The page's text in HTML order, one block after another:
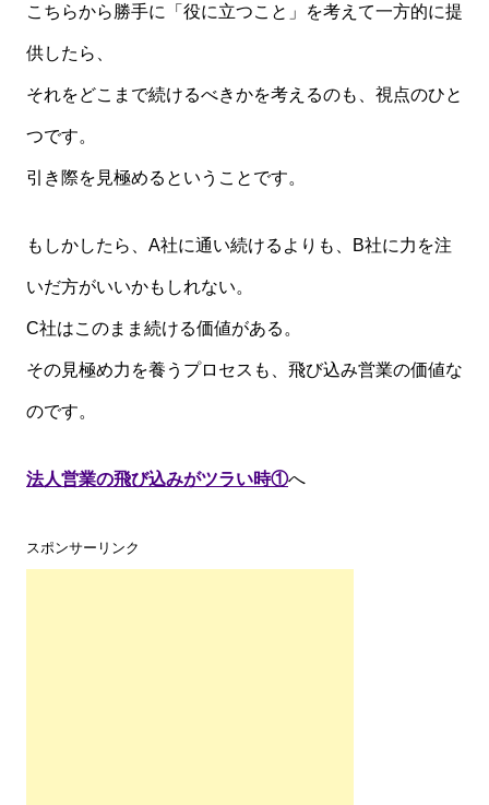
こちらから勝手に「役に立つこと」を考えて一方的に提
供したら、
それをどこまで続けるべきかを考えるのも、視点のひと
つです。
引き際を見極めるということです。
もしかしたら、A社に通い続けるよりも、B社に力を注
いだ方がいいかもしれない。
C社はこのまま続ける価値がある。
その見極め力を養うプロセスも、飛び込み営業の価値な
のです。
法人営業の飛び込みがツラい時①へ
スポンサーリンク